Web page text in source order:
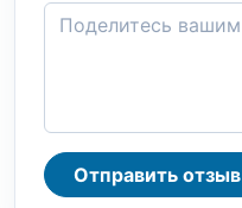
Отправить отзыв